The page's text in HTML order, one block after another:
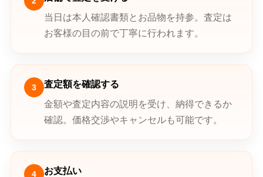
当日は本人確認書類とお品物を持参。査定は
お客様の目の前で丁寧に行われます。
3
査定額を確認する
金額や査定内容の説明を受け、納得できるか
確認。価格交渉やキャンセルも可能です。
4
お支払い